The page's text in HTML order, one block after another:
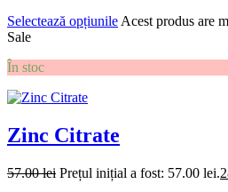
Selectează opțiunile Acest produs are
Sale
În stoc
Zinc Citrate
57.00lei Prețul inițial a fost: 57.00 lei.